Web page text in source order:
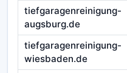
tiefgaragenreinigung-
augsburg.de
tiefgaragenreinigung-
wiesbaden.de